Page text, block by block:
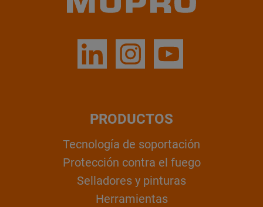
PRODUCTOS
Tecnología de soportación
Protección contra el fuego
Selladores y pinturas
Herramientas